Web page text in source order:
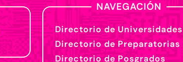
NAVEGACIÓN
Directorio de Universidades
Directorio de Preparatorias
Directorio de Posgrados